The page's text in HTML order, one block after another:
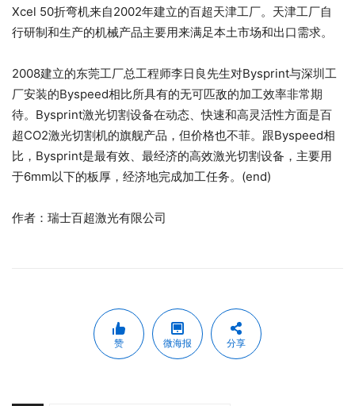
Xcel 50折弯机来自2002年建立的百超天津工厂。天津工厂自
行研制和生产的机械产品主要用来满足本土市场和出口需求。
2008建立的东莞工厂总工程师李日良先生对Bysprint与深圳工
厂安装的Byspeed相比所具有的无可匹敌的加工效率非常期
待。Bysprint激光切割设备在动态、快速和高灵活性方面是百
超CO2激光切割机的旗舰产品，但价格也不菲。跟Byspeed相
比，Bysprint是最有效、最经济的高效激光切割设备，主要用
于6mm以下的板厚，经济地完成加工任务。(end)
作者：瑞士百超激光有限公司
赞 微海报 分享